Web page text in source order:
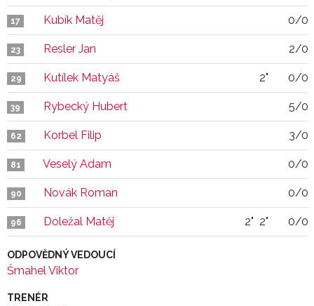
17 Kubík Matěj 0/0
23 Resler Jan 2/0
29 Kutílek Matyáš 2" 0/0
39 Rybecký Hubert 5/0
62 Korbel Filip 3/0
81 Veselý Adam 0/0
90 Novák Roman 0/0
96 Doležal Matěj 2" 2" 0/0
ODPOVĚDNÝ VEDOUCÍ
Šmahel Viktor
TRENÉR